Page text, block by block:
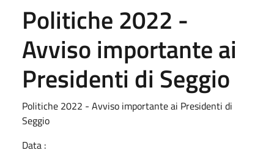
Politiche 2022 -
Avviso importante ai
Presidenti di Seggio
Politiche 2022 - Avviso importante ai Presidenti di
Seggio
Data :